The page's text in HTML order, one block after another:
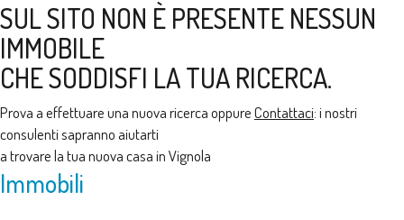
SUL SITO NON È PRESENTE NESSUN
IMMOBILE
CHE SODDISFI LA TUA RICERCA.
Prova a effettuare una nuova ricerca oppureContattaci: i nostri
consulenti sapranno aiutarti
a trovare la tua nuova casa in Vignola
Immobili